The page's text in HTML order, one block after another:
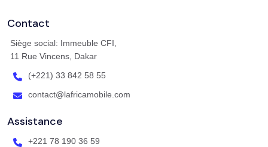
Contact
Siège social: Immeuble CFI,
11 Rue Vincens, Dakar
(+221) 33 842 58 55
contact@lafricamobile.com
Assistance
+221 78 190 36 59